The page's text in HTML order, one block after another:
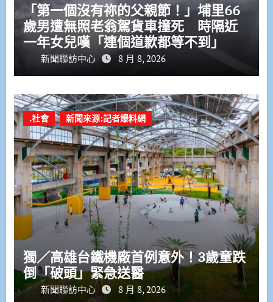
「第一個沒有祢的父親節！」埔里66
歲男遭無照老翁駕貨車撞死 時隔近
一年女兒嘆「連個道歉都等不到」
新聞聯訪中心 8 月 8, 2026
.社會 新聞來源:記者爆料網
獨／高雄台鐵機廠首例意外！3歲童跌
倒「破頭」緊急送醫
新聞聯訪中心 8 月 8, 2026